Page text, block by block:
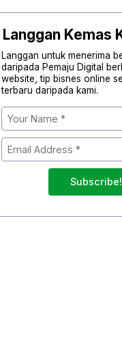
Langgan Kemas
Langgan untuk menerima
daripada Pemaju Digital
website, tip bisnes online
terbaru daripada kami.